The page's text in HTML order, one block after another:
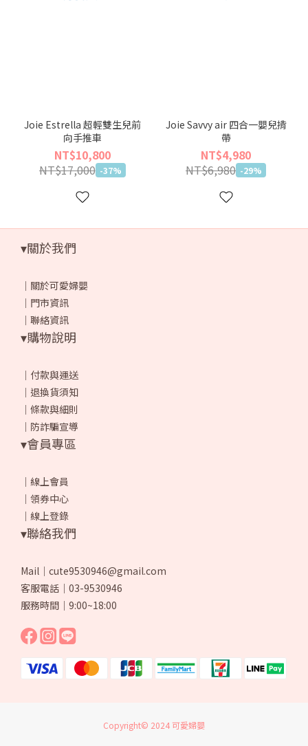
Joie Estrella 超輕雙生兒前
向手推車
NT$10,800
NT$17,000 -37%
Joie Savvy air 四合一嬰兒揹
帶
NT$4,980
NT$6,980 -29%
▾關於我們
｜ 關於可愛婦嬰
｜ 門市資訊
｜ 聯絡資訊
▾購物說明
｜ 付款與運送
｜ 退換貨須知
｜ 條款與細則
｜ 防詐騙宣導
▾會員專區
｜ 線上會員
｜ 領券中心
｜ 線上登錄
▾聯絡我們
Mail｜cute9530946@gmail.com
客服電話｜03-9530946
服務時間｜9:00~18:00
Copyright© 2024 可愛婦嬰